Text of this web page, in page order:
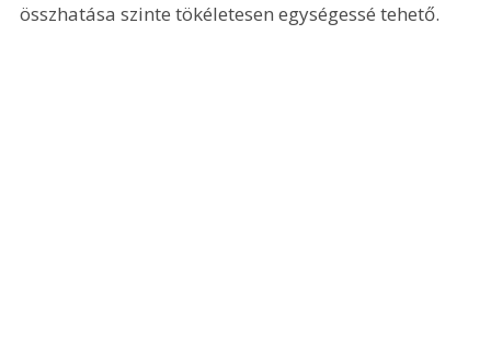
összhatása szinte tökéletesen egységessé tehető.